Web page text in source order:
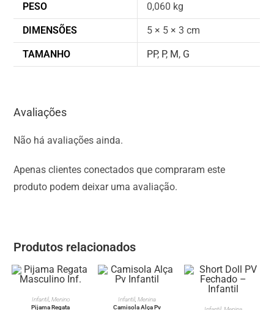
PESO 0,060 kg
DIMENSÕES 5 × 5 × 3 cm
TAMANHO PP, P, M, G
Avaliações
Não há avaliações ainda.
Apenas clientes conectados que compraram este
produto podem deixar uma avaliação.
Produtos relacionados
VER OPÇÕES
Infantil, Menino
Pijama Regata
VER OPÇÕES
Infantil, Menina
Camisola Alça Pv
VER OPÇÕES